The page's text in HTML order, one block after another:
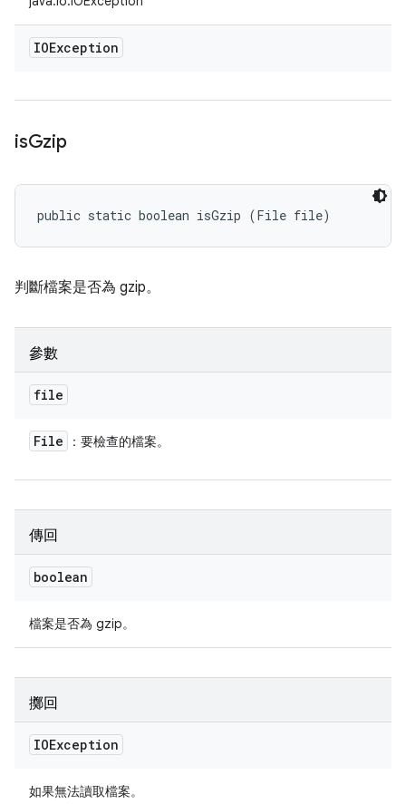
IOException
isGzip
public static boolean isGzip (File file)
判斷檔案是否為 gzip。
參數
file
File ：要檢查的檔案。
傳回
boolean
檔案是否為 gzip。
擲回
IOException
如果無法讀取檔案。